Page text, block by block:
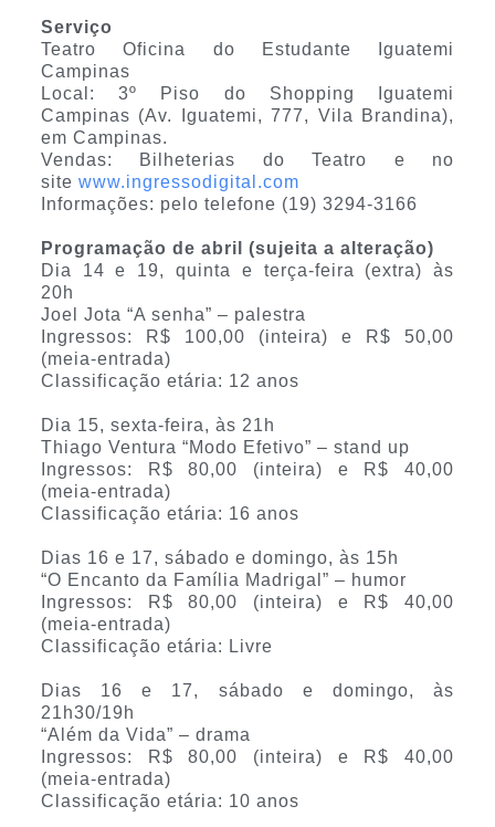
Serviço
Teatro Oficina do Estudante Iguatemi
Campinas
Local: 3º Piso do Shopping Iguatemi
Campinas (Av. Iguatemi, 777, Vila Brandina),
em Campinas.
Vendas: Bilheterias do Teatro e no
site www.ingressodigital.com
Informações: pelo telefone (19) 3294-3166
Programação de abril (sujeita a alteração)
Dia 14 e 19, quinta e terça-feira (extra) às
20h
Joel Jota “A senha” – palestra
Ingressos: R$ 100,00 (inteira) e R$ 50,00
(meia-entrada)
Classificação etária: 12 anos
Dia 15, sexta-feira, às 21h
Thiago Ventura “Modo Efetivo” – stand up
Ingressos: R$ 80,00 (inteira) e R$ 40,00
(meia-entrada)
Classificação etária: 16 anos
Dias 16 e 17, sábado e domingo, às 15h
“O Encanto da Família Madrigal” – humor
Ingressos: R$ 80,00 (inteira) e R$ 40,00
(meia-entrada)
Classificação etária: Livre
Dias 16 e 17, sábado e domingo, às
21h30/19h
“Além da Vida” – drama
Ingressos: R$ 80,00 (inteira) e R$ 40,00
(meia-entrada)
Classificação etária: 10 anos